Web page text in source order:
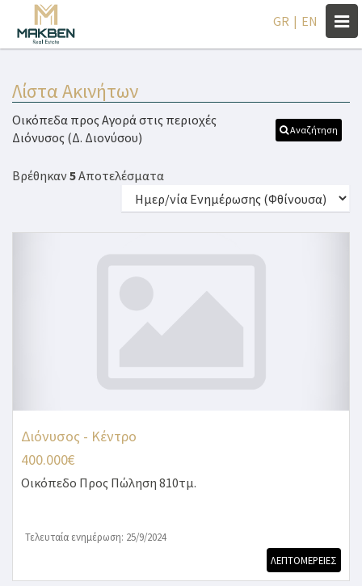
GR | EN
Λίστα Ακινήτων
Αναζήτηση
Οικόπεδα προς Αγορά στις περιοχές
Διόνυσος (Δ. Διονύσου)
Βρέθηκαν5Αποτελέσματα
Διόνυσος - Κέντρο
400.000€
Οικόπεδο Προς Πώληση 810τμ.
Τελευταία ενημέρωση: 25/9/2024
ΛΕΠΤΟΜΕΡΕΙΕΣ